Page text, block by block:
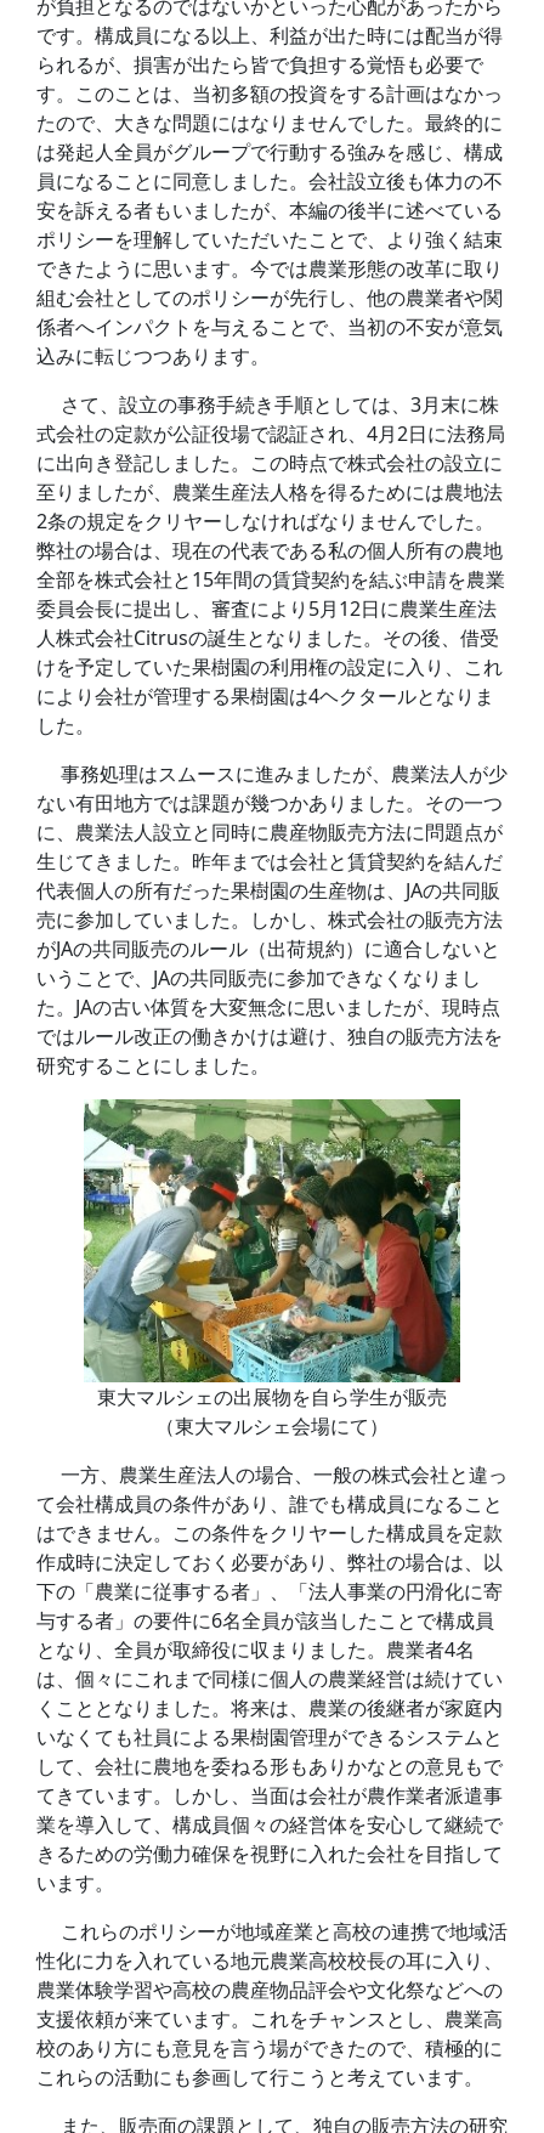
が負担となるのではないかといった心配があったから
です。構成員になる以上、利益が出た時には配当が得
られるが、損害が出たら皆で負担する覚悟も必要で
す。このことは、当初多額の投資をする計画はなかっ
たので、大きな問題にはなりませんでした。最終的に
は発起人全員がグループで行動する強みを感じ、構成
員になることに同意しました。会社設立後も体力の不
安を訴える者もいましたが、本編の後半に述べている
ポリシーを理解していただいたことで、より強く結束
できたように思います。今では農業形態の改革に取り
組む会社としてのポリシーが先行し、他の農業者や関
係者へインパクトを与えることで、当初の不安が意気
込みに転じつつあります。
さて、設立の事務手続き手順としては、3月末に株
式会社の定款が公証役場で認証され、4月2日に法務局
に出向き登記しました。この時点で株式会社の設立に
至りましたが、農業生産法人格を得るためには農地法
2条の規定をクリヤーしなければなりませんでした。
弊社の場合は、現在の代表である私の個人所有の農地
全部を株式会社と15年間の賃貸契約を結ぶ申請を農業
委員会長に提出し、審査により5月12日に農業生産法
人株式会社Citrusの誕生となりました。その後、借受
けを予定していた果樹園の利用権の設定に入り、これ
により会社が管理する果樹園は4ヘクタールとなりま
した。
事務処理はスムースに進みましたが、農業法人が少
ない有田地方では課題が幾つかありました。その一つ
に、農業法人設立と同時に農産物販売方法に問題点が
生じてきました。昨年までは会社と賃貸契約を結んだ
代表個人の所有だった果樹園の生産物は、JAの共同販
売に参加していました。しかし、株式会社の販売方法
がJAの共同販売のルール（出荷規約）に適合しないと
いうことで、JAの共同販売に参加できなくなりまし
た。JAの古い体質を大変無念に思いましたが、現時点
ではルール改正の働きかけは避け、独自の販売方法を
研究することにしました。
東大マルシェの出展物を自ら学生が販売
（東大マルシェ会場にて）
一方、農業生産法人の場合、一般の株式会社と違っ
て会社構成員の条件があり、誰でも構成員になること
はできません。この条件をクリヤーした構成員を定款
作成時に決定しておく必要があり、弊社の場合は、以
下の「農業に従事する者」、「法人事業の円滑化に寄
与する者」の要件に6名全員が該当したことで構成員
となり、全員が取締役に収まりました。農業者4名
は、個々にこれまで同様に個人の農業経営は続けてい
くこととなりました。将来は、農業の後継者が家庭内
いなくても社員による果樹園管理ができるシステムと
して、会社に農地を委ねる形もありかなとの意見もで
てきています。しかし、当面は会社が農作業者派遣事
業を導入して、構成員個々の経営体を安心して継続で
きるための労働力確保を視野に入れた会社を目指して
います。
これらのポリシーが地域産業と高校の連携で地域活
性化に力を入れている地元農業高校校長の耳に入り、
農業体験学習や高校の農産物品評会や文化祭などへの
支援依頼が来ています。これをチャンスとし、農業高
校のあり方にも意見を言う場ができたので、積極的に
これらの活動にも参画して行こうと考えています。
また、販売面の課題として、独自の販売方法の研究